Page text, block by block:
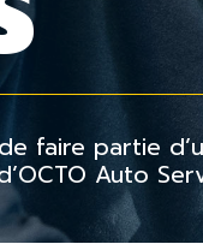
faire partie
Auto